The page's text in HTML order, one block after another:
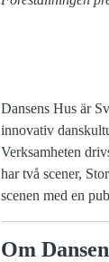
Dansens Hus är
innovativ
Verksamheten
har två scener,
scenen med en
Om